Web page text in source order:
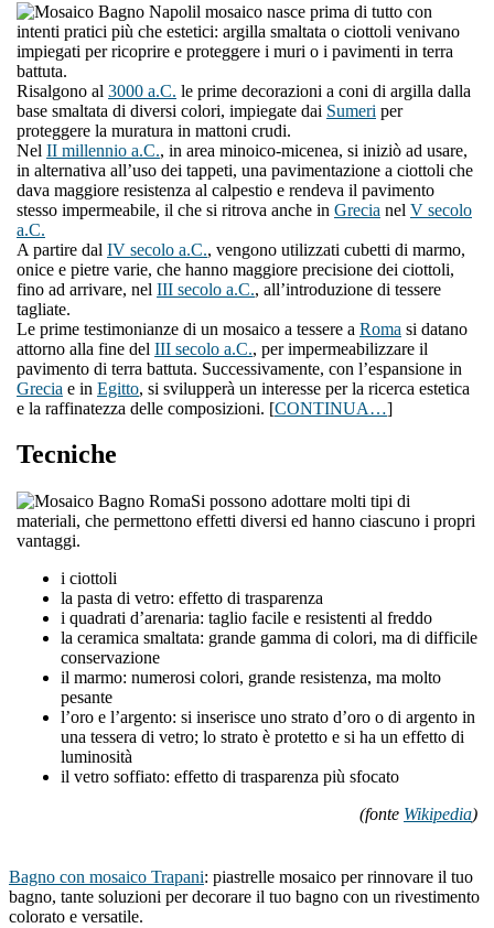
l mosaico nasce prima di tutto con
intenti pratici più che estetici: argilla smaltata o ciottoli venivano
impiegati per ricoprire e proteggere i muri o i pavimenti in terra
battuta.
Risalgono al 3000 a.C. le prime decorazioni a coni di argilla dalla
base smaltata di diversi colori, impiegate dai Sumeri per
proteggere la muratura in mattoni crudi.
Nel II millennio a.C., in area minoico-micenea, si iniziò ad usare,
in alternativa all’uso dei tappeti, una pavimentazione a ciottoli che
dava maggiore resistenza al calpestio e rendeva il pavimento
stesso impermeabile, il che si ritrova anche in Grecia nel V secolo
a.C.
A partire dal IV secolo a.C., vengono utilizzati cubetti di marmo,
onice e pietre varie, che hanno maggiore precisione dei ciottoli,
fino ad arrivare, nel III secolo a.C., all’introduzione di tessere
tagliate.
Le prime testimonianze di un mosaico a tessere a Roma si datano
attorno alla fine del III secolo a.C., per impermeabilizzare il
pavimento di terra battuta. Successivamente, con l’espansione in
Grecia e in Egitto, si svilupperà un interesse per la ricerca estetica
e la raffinatezza delle composizioni. [CONTINUA…]
Tecniche
Si possono adottare molti tipi di
materiali, che permettono effetti diversi ed hanno ciascuno i propri
vantaggi.
i ciottoli
la pasta di vetro: effetto di trasparenza
i quadrati d’arenaria: taglio facile e resistenti al freddo
la ceramica smaltata: grande gamma di colori, ma di difficile
conservazione
il marmo: numerosi colori, grande resistenza, ma molto
pesante
l’oro e l’argento: si inserisce uno strato d’oro o di argento in
una tessera di vetro; lo strato è protetto e si ha un effetto di
luminosità
il vetro soffiato: effetto di trasparenza più sfocato
(fonte Wikipedia)
Bagno con mosaico Trapani: piastrelle mosaico per rinnovare il tuo
bagno, tante soluzioni per decorare il tuo bagno con un rivestimento
colorato e versatile.